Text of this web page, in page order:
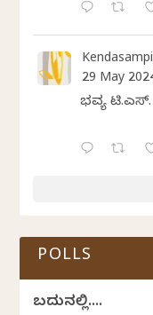
29 May
ಭವ್ಯ
POLLS
ಬದುಕಿನಲ್ಲಿ....